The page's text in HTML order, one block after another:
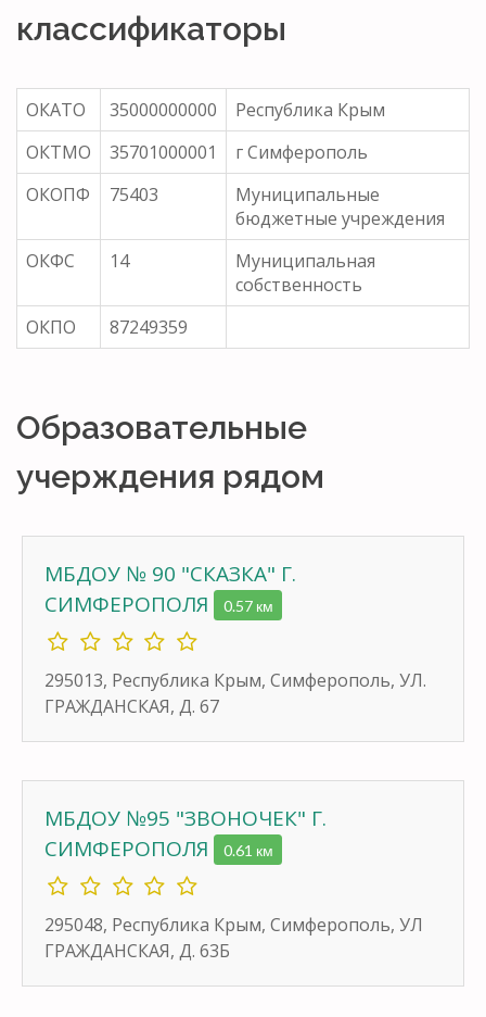
классификаторы
ОКАТО 35000000000
Республика Крым
ОКТМО
35701000001
г Симферополь
ОКОПФ
75403
Муниципальные
бюджетные учреждения
ОКФС
14
Муниципальная
собственность
ОКПО
87249359
Образовательные
учерждения рядом
МБДОУ № 90 "СКАЗКА" Г.
СИМФЕРОПОЛЯ
0.57 км
295013, Республика Крым, Симферополь, УЛ.
ГРАЖДАНСКАЯ, Д. 67
МБДОУ №95 "ЗВОНОЧЕК" Г.
СИМФЕРОПОЛЯ
0.61 км
295048, Республика Крым, Симферополь, УЛ
ГРАЖДАНСКАЯ, Д. 63Б